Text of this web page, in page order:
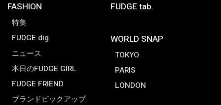
FASHION
特集
FUDGE dig.
ニュース
本日のFUDGE GIRL
FUDGE FRIEND
ブランドピックアップ
FUDGE tab.
WORLD SNAP
TOKYO
PARIS
LONDON